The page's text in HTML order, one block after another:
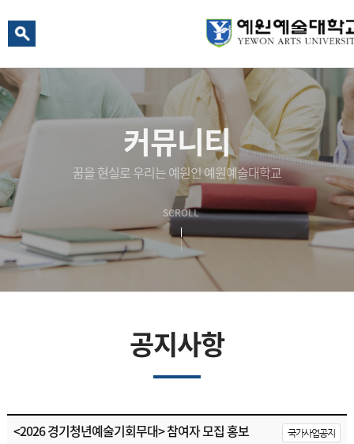
커뮤니티
꿈을 현실로 우리는 예원인 예원예술대학교
SCROLL
공지사항
<2026 경기청년예술기회무대> 참여자 모집 홍보 국가사업공지
예원 AI
예원예술대학교 AI 상담